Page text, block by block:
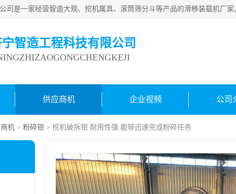
智造工程科技有限公司
供应商机 企业视频 公司
机 > 粉碎钳 > 挖机破拆钳 耐用性强 能够迅速完成粉碎任务